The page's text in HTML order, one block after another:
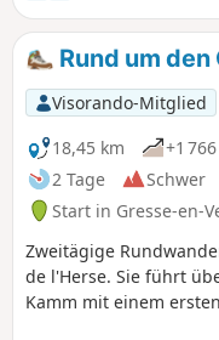
Rund um
Visorando-Mitglied
18,45 km
+1
2 Tage
Schwer
Start in Gresse-en-
Zweitägige
de l'Herse. Sie führt
Kamm mit einem